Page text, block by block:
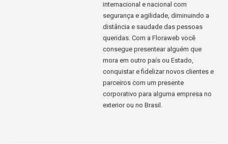
internacional e nacional com
segurança e agilidade, diminuindo a
distância e saudade das pessoas
queridas. Com a Floraweb você
consegue presentear alguém que
mora em outro país ou Estado,
conquistar e fidelizar novos clientes e
parceiros com um presente
corporativo para alguma empresa no
exterior ou no Brasil.